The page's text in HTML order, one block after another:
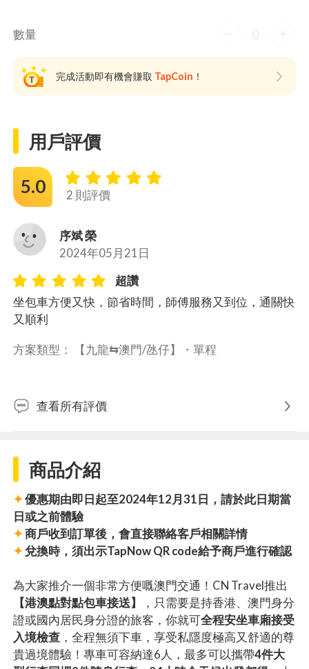
數量 0
完成活動即有機會賺取 TapCoin ！
用戶評價
5.0 2 則評價
序斌 榮
2024年05月21日
超讚
坐包車方便又快，節省時間，師傅服務又到位，通關快
又順利
方案類型： 【九龍⇆澳門/氹仔】・單程
查看所有評價
商品介紹
✦優惠期由即日起至2024年12月31日，請於此日期當
日或之前體驗
✦商戶收到訂單後，會直接聯絡客戶相關詳情
✦兌換時，須出示TapNow QR code給予商戶進行確認
為大家推介一個非常方便嘅澳門交通！CN Travel推出
【港澳點對點包車接送】
，只需要是持香港、澳門身分
證或國內居民身分證的旅客，你就可全程安坐車廂接受
入境檢查 ，全程無須下車，享受私隱度極高又舒適的尊
貴過境體驗！專車可容納達6人，最多可以攜帶4件大